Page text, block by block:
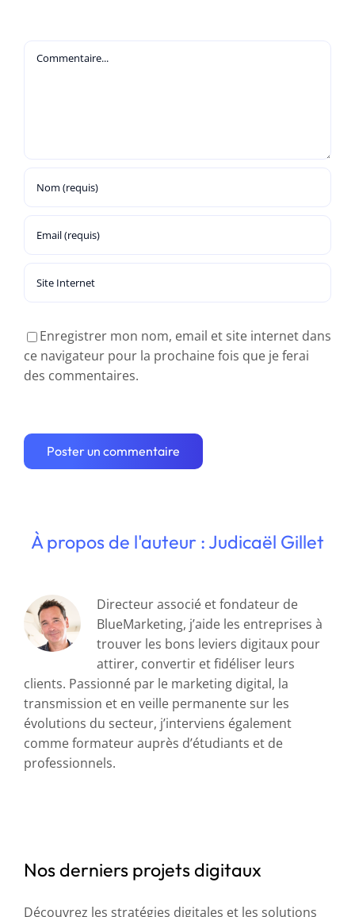
Enregistrer mon nom, email et site internet dans
ce navigateur pour la prochaine fois que je ferai
des commentaires.
À propos de l'auteur : Judicaël Gillet
Directeur associé et fondateur de
BlueMarketing, j’aide les entreprises à
trouver les bons leviers digitaux pour
attirer, convertir et fidéliser leurs
clients. Passionné par le marketing digital, la
transmission et en veille permanente sur les
évolutions du secteur, j’interviens également
comme formateur auprès d’étudiants et de
professionnels.
Nos derniers projets digitaux
Découvrez les stratégies digitales et les solutions